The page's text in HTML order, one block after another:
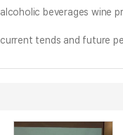
alcoholic beverages wine
current tends and future